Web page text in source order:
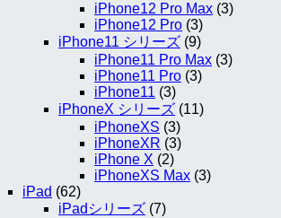
iPhone12 Pro Max (3)
iPhone12 Pro (3)
iPhone11 シリーズ (9)
iPhone11 Pro Max (3)
iPhone11 Pro (3)
iPhone11 (3)
iPhoneX シリーズ (11)
iPhoneXS (3)
iPhoneXR (3)
iPhone X (2)
iPhoneXS Max (3)
iPad (62)
iPadシリーズ (7)